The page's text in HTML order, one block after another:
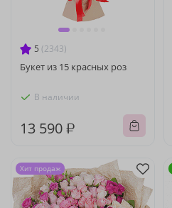
5 (2343)
Букет из 15 красных роз
В наличии
13 590 ₽
Хит продаж